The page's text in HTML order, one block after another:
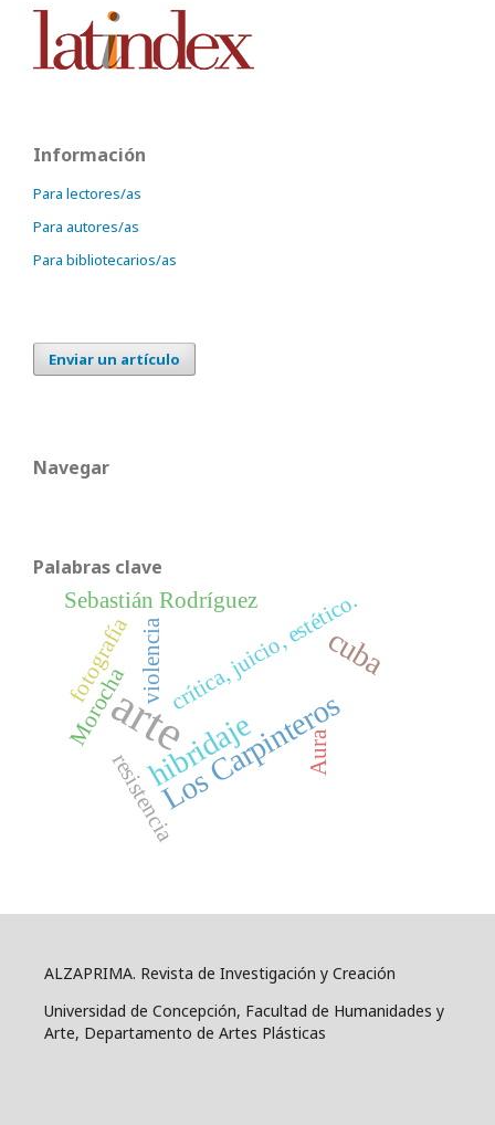
Información
Para lectores/as
Para autores/as
Para bibliotecarios/as
Enviar un artículo
Navegar
Palabras clave
arte
hibridaje
Los Carpinteros
cuba
crítica, juicio, estético.
Morocha
violencia
Aura
fotografía
Sebastián Rodríguez
resistencia
ALZAPRIMA. Revista de Investigación y Creación
Universidad de Concepción, Facultad de Humanidades y
Arte, Departamento de Artes Plásticas